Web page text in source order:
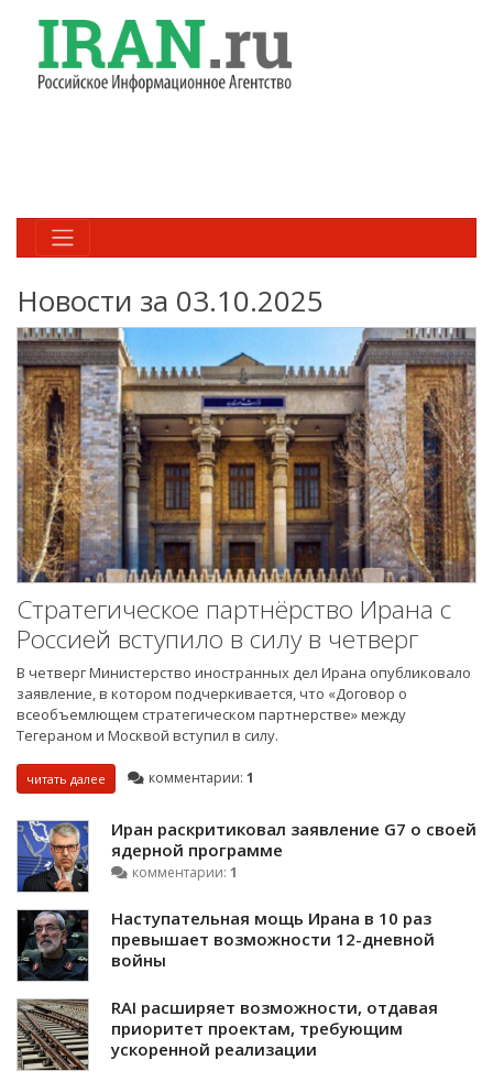
Новости за 03.10.2025
Стратегическое партнёрство Ирана с
Россией вступило в силу в четверг
В четверг Министерство иностранных дел Ирана опубликовало
заявление, в котором подчеркивается, что «Договор о
всеобъемлющем стратегическом партнерстве» между
Тегераном и Москвой вступил в силу.
читать далее комментарии: 1
Иран раскритиковал заявление G7 о своей
ядерной программе
комментарии: 1
Наступательная мощь Ирана в 10 раз
превышает возможности 12-дневной
войны
RAI расширяет возможности, отдавая
приоритет проектам, требующим
ускоренной реализации